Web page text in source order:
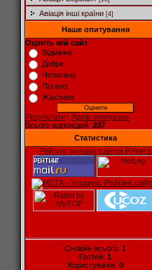
Авіація інші країни [4]
Наше опитування
Оцініть мій сайт
Відмінно
Добре
Непогано
Погано
Жахливо
Результати | Архів опитувань
Всього відповідей: 207
Статистика
Рейтинг лучших сайтов РУнета
Онлайн всього: 1
Гостей: 1
Користувачів: 0